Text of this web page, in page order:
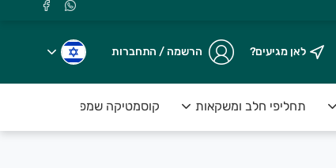
לאן מגיעים? הרשמה / התחברות
תחליפי חלב ומשקאות קוסמטיקה שמפו וסבונים